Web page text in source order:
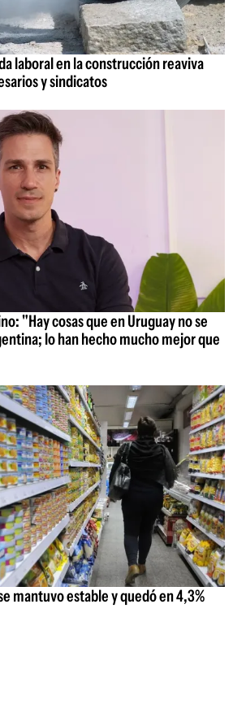
laboral en la construcción reaviva
y sindicatos
"Hay cosas que en Uruguay no se
lo han hecho mucho mejor que
mantuvo estable y quedó en 4,3%